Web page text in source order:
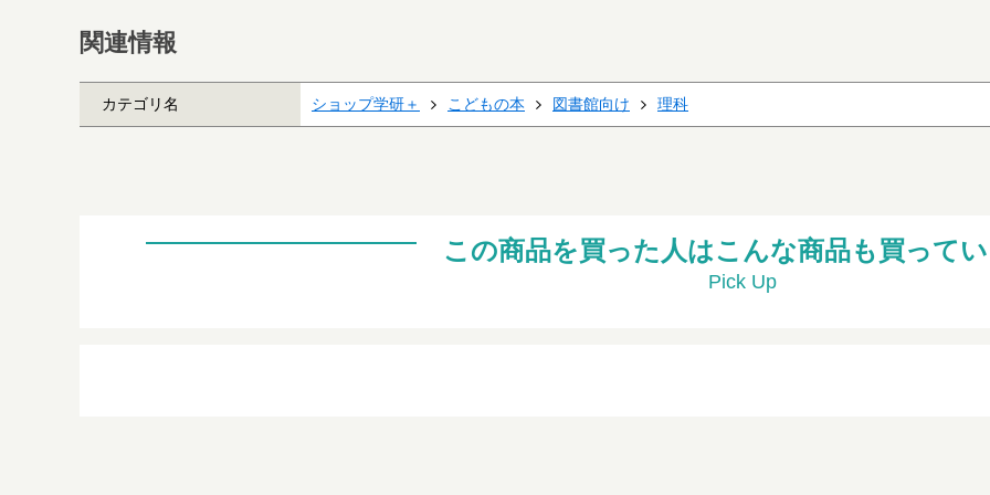
関連情報
カテゴリ名 ショップ学研＋ こどもの本 図書館向け 理科
この商品を買った人はこんな商品も買って
Pick Up